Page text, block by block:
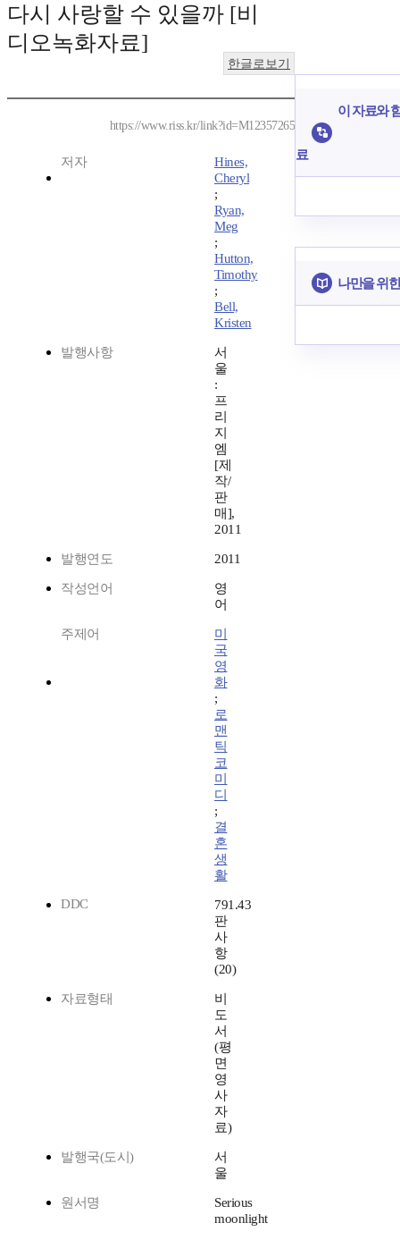
다시 사랑할 수 있을까 [비
디오녹화자료]
한글로보기
https://www.riss.kr/link?id=M12357265
저자
Hines,
Cheryl
;
Ryan,
Meg
;
Hutton,
Timothy
;
Bell,
Kristen
발행사항
서
울
:
프
리
지
엠
[제
작/
판
매],
2011
발행연도 2011
작성언어
영
어
주제어
미
국
영
화
;
로
맨
틱
코
미
디
;
결
혼
생
활
DDC
791.43
판
사
항
(20)
자료형태
비
도
서
(평
면
영
사
자
료)
발행국(도시)
서
울
원서명
Serious
moonlight
이 자료와
료
나만을 위